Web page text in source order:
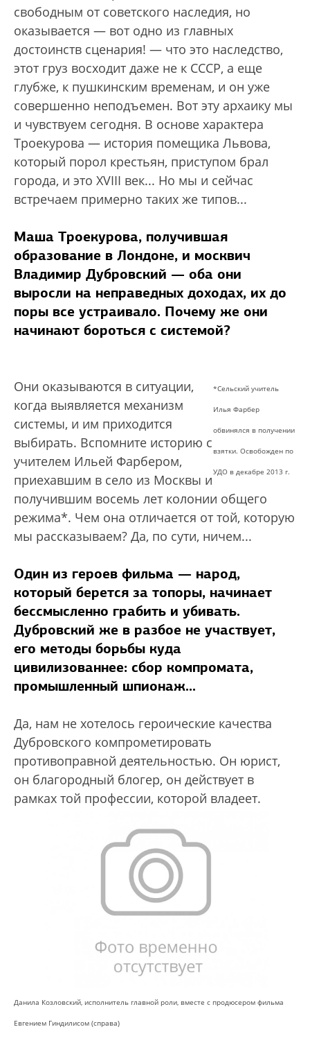
свободным от советского наследия, но
оказывается — вот одно из главных
достоинств сценария! — что это наследство,
этот груз восходит даже не к СССР, а еще
глубже, к пушкинским временам, и он уже
совершенно неподъемен. Вот эту архаику мы
и чувствуем сегодня. В основе характера
Троекурова — история помещика Львова,
который порол крестьян, приступом брал
города, и это XVIII век... Но мы и сейчас
встречаем примерно таких же типов...
Маша Троекурова, получившая
образование в Лондоне, и москвич
Владимир Дубровский — оба они
выросли на неправедных доходах, их до
поры все устраивало. Почему же они
начинают бороться с системой?
*Сельский учитель
Илья Фарбер
обвинялся в получении
взятки. Освобожден по
УДО в декабре 2013 г.
Они оказываются в ситуации,
когда выявляется механизм
системы, и им приходится
выбирать. Вспомните историю с
учителем Ильей Фарбером,
приехавшим в село из Москвы и
получившим восемь лет колонии общего
режима*. Чем она отличается от той, которую
мы рассказываем? Да, по сути, ничем...
Один из героев фильма — народ,
который берется за топоры, начинает
бессмысленно грабить и убивать.
Дубровский же в разбое не участвует,
его методы борьбы куда
цивилизованнее: сбор компромата,
промышленный шпионаж...
Да, нам не хотелось героические качества
Дубровского компрометировать
противоправной деятельностью. Он юрист,
он благородный блогер, он действует в
рамках той профессии, которой владеет.
Данила Козловский, исполнитель главной роли, вместе с продюсером фильма
Евгением Гиндилисом (справа)